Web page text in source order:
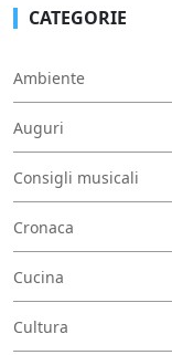
CATEGORIE
Ambiente
Auguri
Consigli musicali
Cronaca
Cucina
Cultura